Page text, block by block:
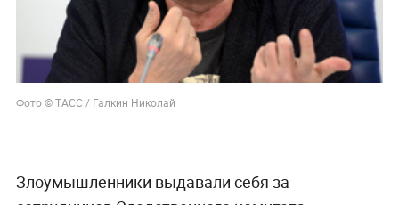
Фото © ТАСС / Галкин Николай
Злоумышленники выдавали себя за